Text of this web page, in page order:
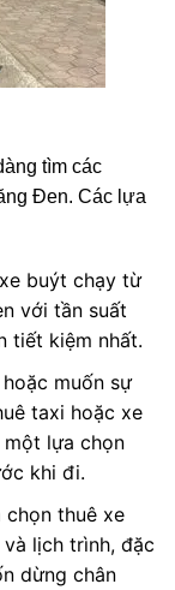
tìm các
Đen. Các lựa
buýt chạy từ
với tần suất
tiết kiệm nhất.
muốn sự
taxi hoặc xe
một lựa chọn
khi đi.
chọn thuê xe
lịch trình, đặc
dừng chân